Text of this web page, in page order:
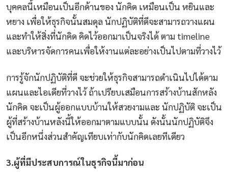
บุคคลนี้เหมือนเป็นอีกด้านของนักคิด เหมือนเป็น หยินและ
หยาง เพื่อให้ธุรกิจนั้นสมดุลนักปฏิบัติที่ดีจะสามารถวางแผน
และทำให้สิ่งที่นักคิดคิดไว้ออกมาเป็นจริงได้ตาม timeline
และบริหารจัดการคนเพื่อให้งานแต่ละอย่างเป็นไปตามที่วางไว้
การรู้จักนักปฏิบัติที่ดี จะช่วยให้ธุรกิจสามารถดำเนินไปได้ตาม
แผนและไอเดียที่วางไว้ ถ้าเปรียบเสมือนการสร้างบ้านสักหลัง
นักคิด จะเป็นผู้ออกแบบบ้านให้สวยงามและ นักปฏิบัติ จะเป็น
ผู้ที่สร้างบ้านหลังนี้ให้ออกมาตามแบบนั้น ดังนั้นนักปฏิบัติจึง
เป็นอีกหนึ่งส่วนสำคัญเทียบเท่ากับนักคิดเลยทีเดียว
3.ผู้ที่มีประสบการณ์ในธุรกิจนี้มาก่อน